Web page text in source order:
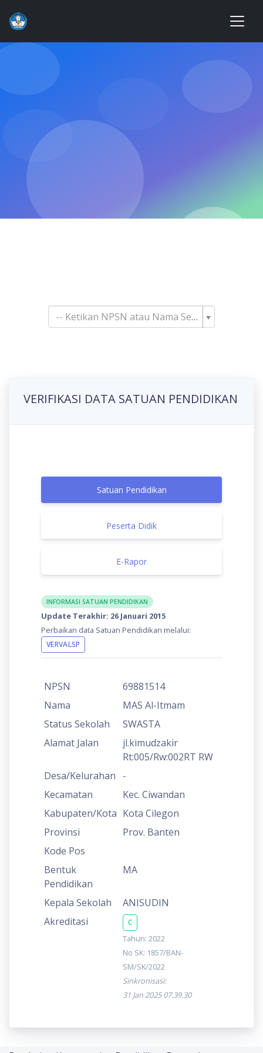
-- Ketikan NPSN atau Nama Sekolah--
VERIFIKASI DATA SATUAN PENDIDIKAN
Satuan Pendidikan
Peserta Didik
E-Rapor
INFORMASI SATUAN PENDIDIKAN
Update Terakhir: 26 Januari 2015
Perbaikan data Satuan Pendidikan melalui:
VERVALSP
NPSN
69881514
Nama
MAS Al-Itmam
Status Sekolah
SWASTA
Alamat Jalan
jl.kimudzakir
Rt:005/Rw:002RT RW
Desa/Kelurahan
-
Kecamatan
Kec. Ciwandan
Kabupaten/Kota Kota Cilegon
Provinsi
Prov. Banten
Kode Pos
Bentuk
Pendidikan
MA
Kepala Sekolah
ANISUDIN
Akreditasi
C
Tahun: 2022
No SK: 1857/BAN-
SM/SK/2022
Sinkronisasi:
31 Jan 2025 07.39.30